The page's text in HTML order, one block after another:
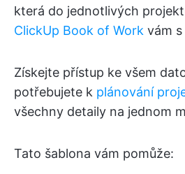
která do jednotlivých
ClickUp Book of Work vám
Získejte přístup ke všem
potřebujete k plánování
všechny detaily na jednom
Tato šablona vám pomůže: